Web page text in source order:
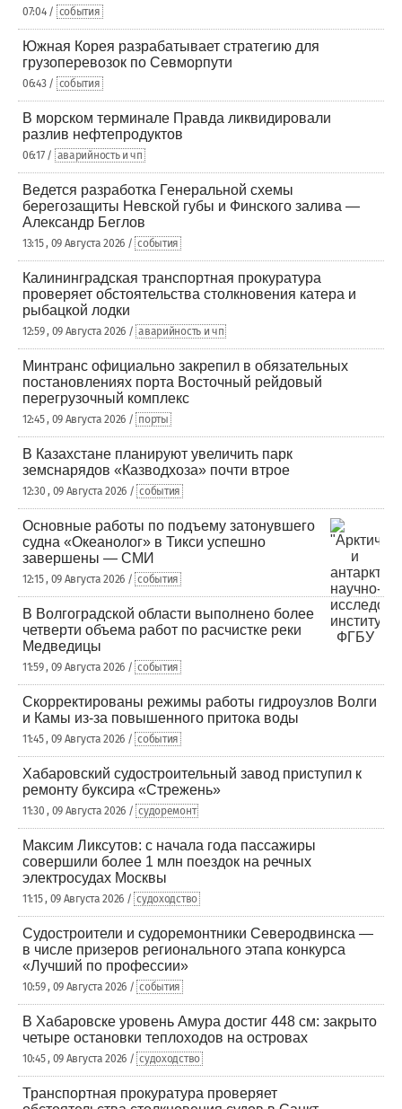
07:04 / события
Южная Корея разрабатывает стратегию для
грузоперевозок по Севморпути
06:43 / события
В морском терминале Правда ликвидировали
разлив нефтепродуктов
06:17 / аварийность и чп
Ведется разработка Генеральной схемы
берегозащиты Невской губы и Финского залива —
Александр Беглов
13:15 , 09 Августа 2026 / события
Калининградская транспортная прокуратура
проверяет обстоятельства столкновения катера и
рыбацкой лодки
12:59 , 09 Августа 2026 / аварийность и чп
Минтранс официально закрепил в обязательных
постановлениях порта Восточный рейдовый
перегрузочный комплекс
12:45 , 09 Августа 2026 / порты
В Казахстане планируют увеличить парк
земснарядов «Казводхоза» почти втрое
12:30 , 09 Августа 2026 / события
Основные работы по подъему затонувшего
судна «Океанолог» в Тикси успешно
завершены — СМИ
12:15 , 09 Августа 2026 / события
В Волгоградской области выполнено более
четверти объема работ по расчистке реки
Медведицы
11:59 , 09 Августа 2026 / события
Скорректированы режимы работы гидроузлов Волги
и Камы из-за повышенного притока воды
11:45 , 09 Августа 2026 / события
Хабаровский судостроительный завод приступил к
ремонту буксира «Стрежень»
11:30 , 09 Августа 2026 / судоремонт
Максим Ликсутов: с начала года пассажиры
совершили более 1 млн поездок на речных
электросудах Москвы
11:15 , 09 Августа 2026 / судоходство
Судостроители и судоремонтники Северодвинска —
в числе призеров регионального этапа конкурса
«Лучший по профессии»
10:59 , 09 Августа 2026 / события
В Хабаровске уровень Амура достиг 448 см: закрыто
четыре остановки теплоходов на островах
10:45 , 09 Августа 2026 / судоходство
Транспортная прокуратура проверяет